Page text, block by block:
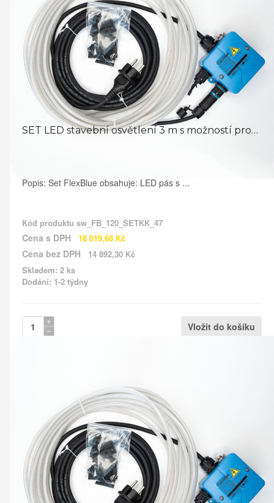
SET LED stavební osvětlení 3 m s možností prodloužení LED ...
Popis: Set FlexBlue obsahuje: LED pás s ...
Kód produktu sw_FB_120_SETKK_47
Cena s DPH 18 019,68 Kč
Cena bez DPH
14 892,30 Kč
Skladem: 2 ks
Dodání: 1-2 týdny